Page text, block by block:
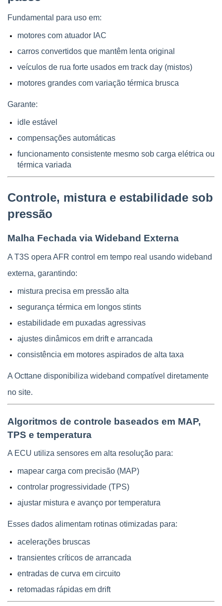
Fundamental para uso em:
motores com atuador IAC
carros convertidos que mantêm lenta original
veículos de rua forte usados em track day (mistos)
motores grandes com variação térmica brusca
Garante:
idle estável
compensações automáticas
funcionamento consistente mesmo sob carga elétrica ou
térmica variada
Controle, mistura e estabilidade sob
pressão
Malha Fechada via Wideband Externa
A T3S opera AFR control em tempo real usando wideband
externa, garantindo:
mistura precisa em pressão alta
segurança térmica em longos stints
estabilidade em puxadas agressivas
ajustes dinâmicos em drift e arrancada
consistência em motores aspirados de alta taxa
A Octtane disponibiliza wideband compatível diretamente
no site.
Algoritmos de controle baseados em MAP,
TPS e temperatura
A ECU utiliza sensores em alta resolução para:
mapear carga com precisão (MAP)
controlar progressividade (TPS)
ajustar mistura e avanço por temperatura
Esses dados alimentam rotinas otimizadas para:
acelerações bruscas
transientes críticos de arrancada
entradas de curva em circuito
retomadas rápidas em drift